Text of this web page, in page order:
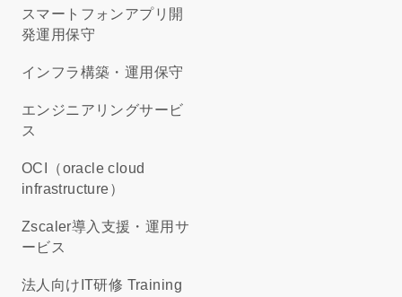
スマートフォンアプリ開
発運用保守
インフラ構築・運用保守
エンジニアリングサービ
ス
OCI（oracle cloud
infrastructure）
Zscaler導入支援・運用サ
ービス
法人向けIT研修 Training